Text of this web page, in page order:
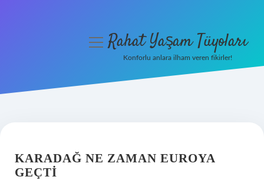
Hakkımızda
menüyüRahat Yaşam Tüyoları
Konforlu anlara ilham veren fikirler!
KARADAĞ NE ZAMAN EUROYA
GEÇTI